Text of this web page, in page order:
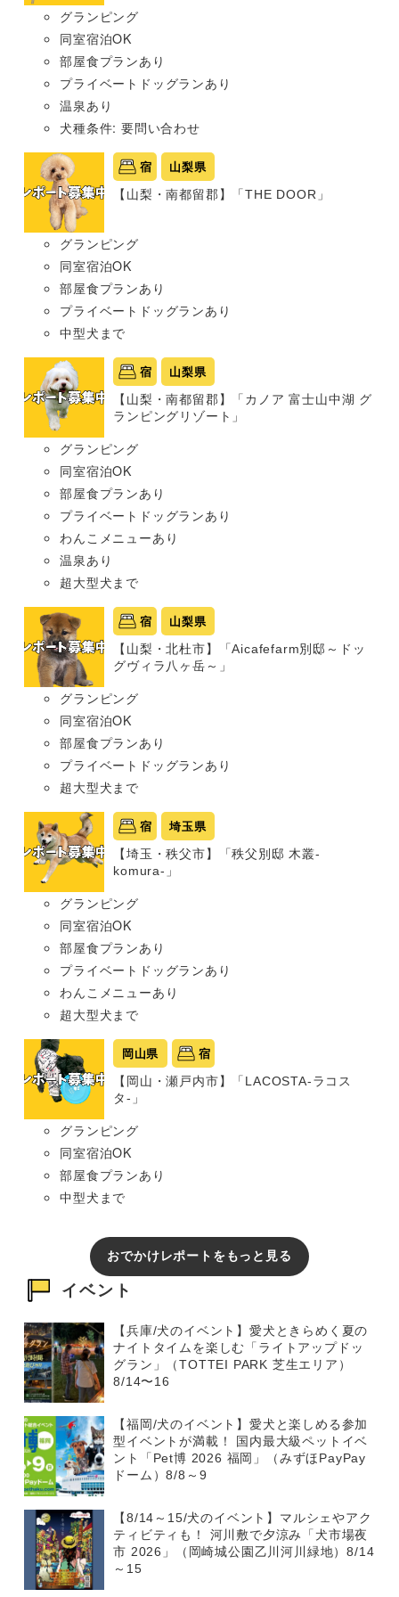
グランピング
同室宿泊OK
部屋食プランあり
プライベートドッグランあり
温泉あり
犬種条件: 要問い合わせ
宿 山梨県
【山梨・南都留郡】「THE DOOR」
グランピング
同室宿泊OK
部屋食プランあり
プライベートドッグランあり
中型犬まで
宿 山梨県
【山梨・南都留郡】「カノア 富士山中湖 グ
ランピングリゾート」
グランピング
同室宿泊OK
部屋食プランあり
プライベートドッグランあり
わんこメニューあり
温泉あり
超大型犬まで
宿 山梨県
【山梨・北杜市】「Aicafefarm別邸～ドッ
グヴィラ八ヶ岳～」
グランピング
同室宿泊OK
部屋食プランあり
プライベートドッグランあり
超大型犬まで
宿 埼玉県
【埼玉・秩父市】「秩父別邸 木叢-
komura-」
グランピング
同室宿泊OK
部屋食プランあり
プライベートドッグランあり
わんこメニューあり
超大型犬まで
岡山県 宿
【岡山・瀬戸内市】「LACOSTA-ラコス
タ-」
グランピング
同室宿泊OK
部屋食プランあり
中型犬まで
おでかけレポートをもっと見る
イベント
【兵庫/犬のイベント】愛犬ときらめく夏の
ナイトタイムを楽しむ「ライトアップドッ
グラン」（TOTTEI PARK 芝生エリア）
8/14〜16
【福岡/犬のイベント】愛犬と楽しめる参加
型イベントが満載！ 国内最大級ペットイベ
ント「Pet博 2026 福岡」（みずほPayPay
ドーム）8/8～9
【8/14～15/犬のイベント】マルシェやアク
ティビティも！ 河川敷で夕涼み「犬市場夜
市 2026」（岡崎城公園乙川河川緑地）8/14
～15